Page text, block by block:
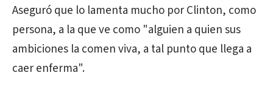
Aseguró que lo lamenta mucho por Clinton, como
persona, a la que ve como "alguien a quien sus
ambiciones la comen viva, a tal punto que llega a
caer enferma".